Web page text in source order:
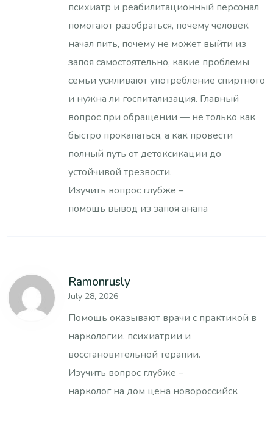
психиатр и реабилитационный персонал
помогают разобраться, почему человек
начал пить, почему не может выйти из
запоя самостоятельно, какие проблемы
семьи усиливают употребление спиртного
и нужна ли госпитализация. Главный
вопрос при обращении — не только как
быстро прокапаться, а как провести
полный путь от детоксикации до
устойчивой трезвости.
Изучить вопрос глубже –
помощь вывод из запоя анапа
Ramonrusly
July 28, 2026
Помощь оказывают врачи с практикой в
наркологии, психиатрии и
восстановительной терапии.
Изучить вопрос глубже –
нарколог на дом цена новороссийск